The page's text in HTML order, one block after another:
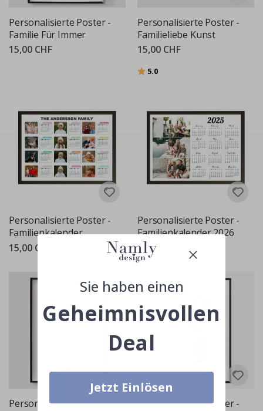
Personalisierte Poster -
Familie Für Immer
15,00 CHF
Personalisierte Poster -
Familieliebe Kunst
15,00 CHF
Bewertung:
5.0
Personalisierte Poster -
Familienkalender
15,00 CHF
Personalisierte Poster -
Familienkalender 2026
15,00 CHF
Personalisierte Poster -
Personalisierte Poster -
Sie haben einen
Geheimnisvollen
Deal
Jetzt Einlösen